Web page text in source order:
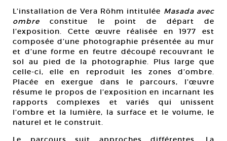
L’installation de Vera Röhm intitulée Masada avec
ombre constitue le point de départ de
l’exposition. Cette œuvre réalisée en 1977 est
composée d’une photographie présentée au mur
et d’une forme en feutre découpé recouvrant le
sol au pied de la photographie. Plus large que
celle-ci, elle en reproduit les zones d’ombre.
Placée en exergue dans le parcours, l’œuvre
résume le propos de l’exposition en incarnant les
rapports complexes et variés qui unissent
l’ombre et la lumière, la surface et le volume, le
naturel et le construit.